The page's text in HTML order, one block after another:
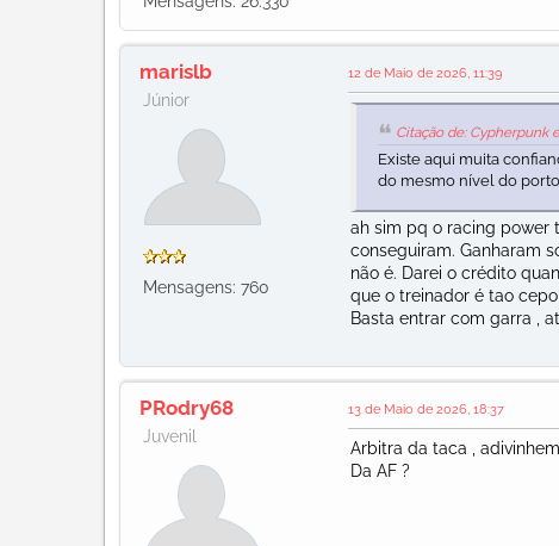
marislb
Júnior
Mensagens: 760
12 de Maio de 2026, 11:39
Citação de: Cypherpunk
Existe aqui muita
do mesmo nível do
ah sim pq o racing power
conseguiram. Ganharam
não é. Darei o crédito
que o treinador é tao
Basta entrar com garra ,
PRodry68
Juvenil
13 de Maio de 2026, 18:37
Arbitra da taca ,
Da AF ?